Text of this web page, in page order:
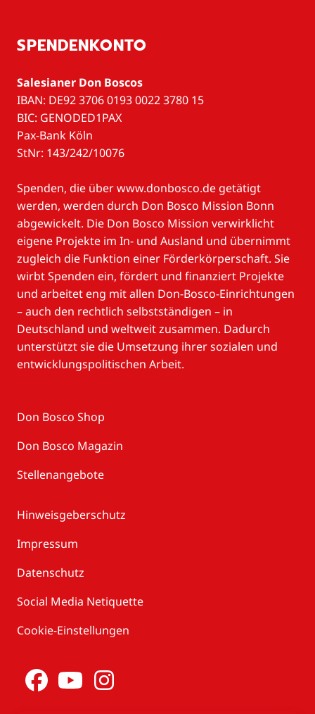
SPENDENKONTO
Salesianer Don Boscos
IBAN: DE92 3706 0193 0022 3780 15
BIC: GENODED1PAX
Pax-Bank Köln
StNr: 143/242/10076
Spenden, die über www.donbosco.de getätigt
werden, werden durch Don Bosco Mission Bonn
abgewickelt. Die Don Bosco Mission verwirklicht
eigene Projekte im In- und Ausland und übernimmt
zugleich die Funktion einer Förderkörperschaft. Sie
wirbt Spenden ein, fördert und finanziert Projekte
und arbeitet eng mit allen Don-Bosco-Einrichtungen
– auch den rechtlich selbstständigen – in
Deutschland und weltweit zusammen. Dadurch
unterstützt sie die Umsetzung ihrer sozialen und
entwicklungspolitischen Arbeit.
Don Bosco Shop
Don Bosco Magazin
Stellenangebote
Hinweisgeberschutz
Impressum
Datenschutz
Social Media Netiquette
Cookie-Einstellungen